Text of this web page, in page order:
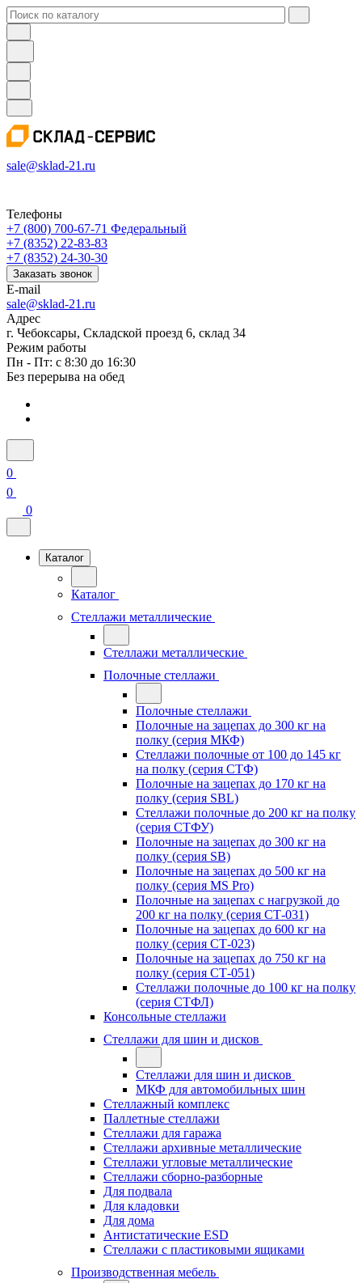
sale@sklad-21.ru
Телефоны
+7 (800) 700-67-71 Федеральный
+7 (8352) 22-83-83
+7 (8352) 24-30-30
Заказать звонок
E-mail
sale@sklad-21.ru
Адрес
г. Чебоксары, Складской проезд 6, склад 34
Режим работы
Пн - Пт: с 8:30 до 16:30
Без перерыва на обед
0
0
0
Каталог
Каталог
Стеллажи металлические
Стеллажи металлические
Полочные стеллажи
Полочные стеллажи
Полочные на зацепах до 300 кг на
полку (серия МКФ)
Стеллажи полочные от 100 до 145 кг
на полку (серия СТФ)
Полочные на зацепах до 170 кг на
полку (серия SBL)
Стеллажи полочные до 200 кг на полку
(серия СТФУ)
Полочные на зацепах до 300 кг на
полку (серия SB)
Полочные на зацепах до 500 кг на
полку (серия MS Pro)
Полочные на зацепах с нагрузкой до
200 кг на полку (серия СТ-031)
Полочные на зацепах до 600 кг на
полку (серия СТ-023)
Полочные на зацепах до 750 кг на
полку (серия СТ-051)
Стеллажи полочные до 100 кг на полку
(серия СТФЛ)
Консольные стеллажи
Стеллажи для шин и дисков
Стеллажи для шин и дисков
МКФ для автомобильных шин
Стеллажный комплекс
Паллетные стеллажи
Стеллажи для гаража
Стеллажи архивные металлические
Стеллажи угловые металлические
Стеллажи сборно-разборные
Для подвала
Для кладовки
Для дома
Антистатические ESD
Стеллажи с пластиковыми ящиками
Производственная мебель